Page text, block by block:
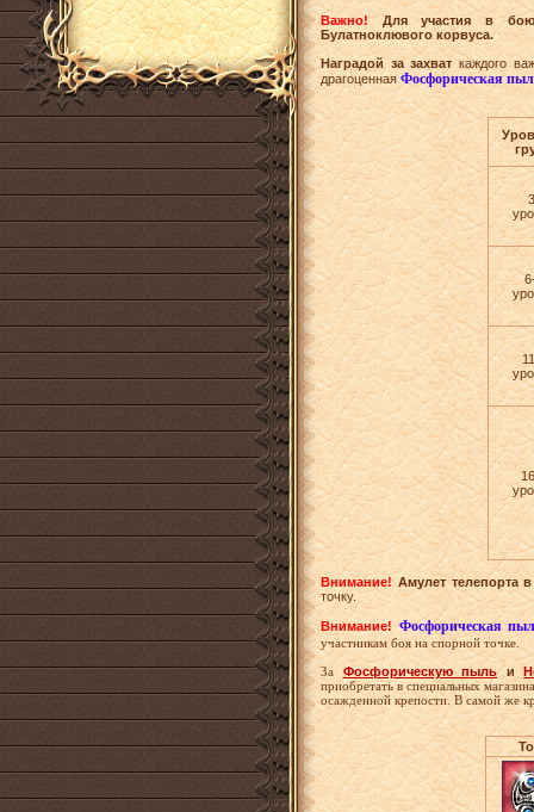
Важно!
Для участия в
Булатноклювого корвуса.
Наградой за захваткаждого
драгоценнаяФосфорическая
Внимание!Амулет телепорта
точку.
Внимание!Фосфорическая
участникам боя на спорной точке.
За Фосфорическую пыльи
приобретать в специальных
осажденной крепости. В самой же